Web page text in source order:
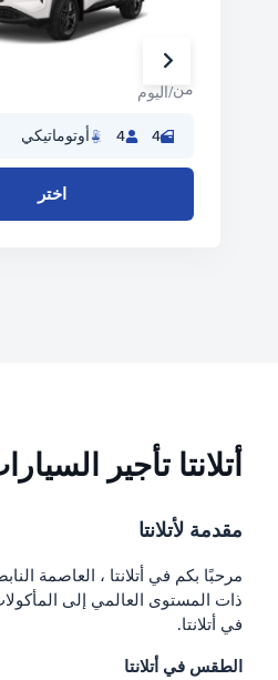
من/اليوم
4
4 أوتوماتيكي
اختر
أتلانتا تأجير
مقدمة لأتلانتا
مرحبًا بكم في أتلانتا ، العاصمة
ذات المستوى العالمي إلى
في أتلانتا.
الطقس في أتلانتا